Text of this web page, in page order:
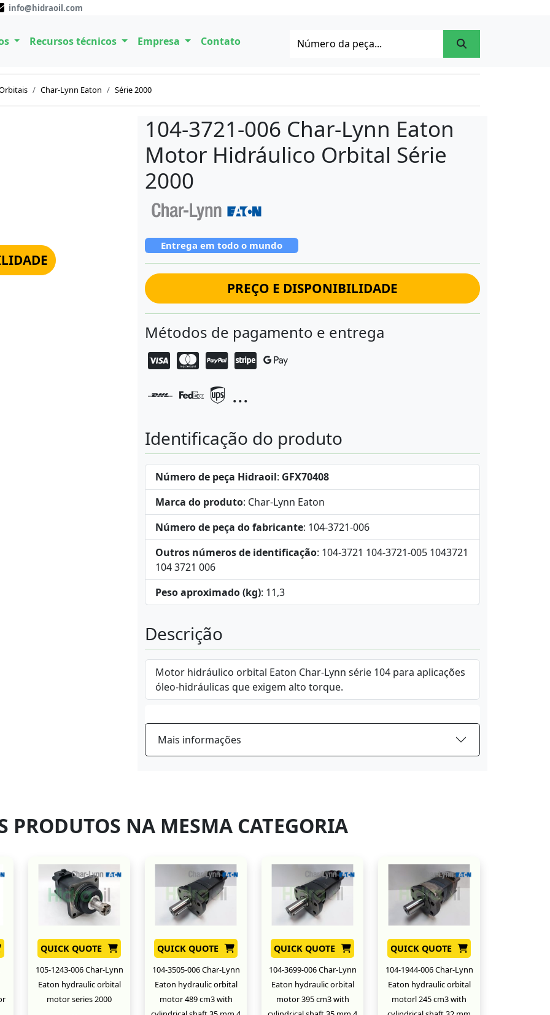
info@hidraoil.com
Recursos técnicos Empresa Contato
Char-Lynn Eaton Série 2000
104-3721-006 Char-Lynn Eaton
Motor Hidráulico Orbital Série
2000
Entrega em todo o mundo
PREÇO E DISPONIBILIDADE
Métodos de pagamento e entrega
...
Identificação do produto
Número de peça Hidraoil: GFX70408
Marca do produto: Char-Lynn Eaton
Número de peça do fabricante: 104-3721-006
Outros números de identificação: 104-3721 104-3721-005 1043721
104 3721 006
Peso aproximado (kg): 11,3
Descrição
Motor hidráulico orbital Eaton Char-Lynn série 104 para aplicações
óleo-hidráulicas que exigem alto torque.
Mais informações
PRODUTOS NA MESMA CATEGORIA
QUICK QUOTE
105-1243-006 Char-Lynn
Eaton hydraulic orbital
motor series 2000
QUICK QUOTE
104-3505-006 Char-Lynn
Eaton hydraulic orbital
motor 489 cm3 with
QUICK QUOTE
104-3699-006 Char-Lynn
Eaton hydraulic orbital
motor 395 cm3 with
QUICK QUOTE
104-1944-006 Char-Lynn
Eaton hydraulic orbital
motorl 245 cm3 with